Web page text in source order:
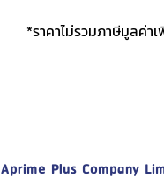
*ราคาไม่รวมภาษีมูลค่า
Aprime Plus Company